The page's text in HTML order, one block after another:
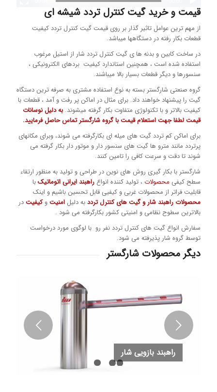
قیمت و خرید گیت کنترل تردد شیشه ای
از مهم ترین عوامل تاثیر گذار بر روی قیمت گیت کنترل تردد کیفیت
قطعات بکار رفته در دستگاهها میباشد.
در ساخت کابین و بدنه ها ی گیت کنترل تردد شار از استیل مرغوب
استفاده شده است ، همچنین استاندارد کیفیت بردهای الکترونیکی ،
سنسورها و دیگر قطعات بسیار بالا میباشند.
گروه صنعتی شارگستر بسته به نوع استفاده مشتری به صرفه ترین دستگاه
گیت را پیشنهاد خواهند داد. برای مثال در اماکن پر رفت و آمد ، قطعات با
کیفیت بالاتر و با تکنولوژی متفاوت بکار گرفته میشوند. به دلیل نوسانات
قیمت لطفا جهت استعلام قیمت با گروه شارگستر تماس حاصل فرمایید.
برای اماکن کم تردد گیت های میله ای بکارگرفته می شوند، وبرای مکانهای
پرتردد مانند مترو ها گیت های سنسور دار و موتور دار بکار گرفته می
شوند تا دقت و سرعت کافی را تامین کنند.
شارگستر با بکار گیری روش های نوین در طراحی و تولید به منظور ارتقاء
سطح کیفی محصولات ، تولید کننده انواع راهبند ایرانی اتوماتیکبا
قابلیت فراتر از محصولات غربی و کیفیی قابل تحسین باشیم و اینک
محصولات راهبند شار و گیت های کنترل ترددبه دلیل امنیتوکیفیتدر
بالاترین سطوح نظامی و امنیتی کشور بکارگرفته می شود .
سفارش انواع گیت های کنترل تردد نفر رو با لوگوی مورد درخواست
توسط گروه شار پذیرفته می شود.
دیگر محصولات شارگستر
راهبند بازویی شار